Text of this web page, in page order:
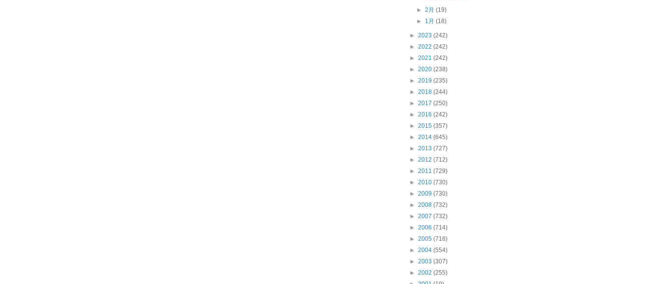
►2月(19)
► 1月(18)
► 2023 (242)
► 2022 (242)
► 2021 (242)
► 2020 (238)
► 2019 (235)
► 2018 (244)
► 2017 (250)
► 2016 (242)
► 2015 (357)
► 2014 (645)
► 2013 (727)
► 2012 (712)
► 2011 (729)
► 2010 (730)
► 2009 (730)
► 2008 (732)
► 2007 (732)
► 2006 (714)
► 2005 (718)
► 2004 (554)
► 2003 (307)
► 2002 (255)